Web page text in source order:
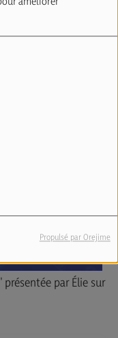
Propulsé par Orejime
présentée par Élie sur